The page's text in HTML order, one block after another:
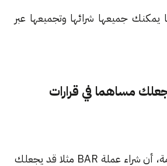
يمكنك جميعها شرائها وتجميعها عبر
مساهما في قرارات
ذكرنا في تعريف الخدمة، أن شراء عملة BAR مثلا قد يجعلك